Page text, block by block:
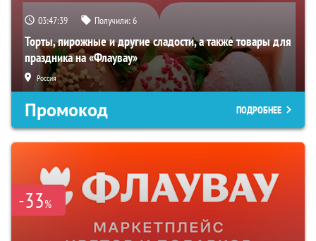
03:47:38 Получили:6
Торты, пирожные и другие сладости, а также товары для
праздника на «Флаувау»
Россия
Промокод ПОДРОБНЕЕ
-33%